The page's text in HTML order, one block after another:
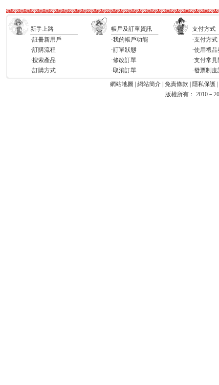
新手上路 帳戶及訂單資訊
支付方式
·註冊新用戶
·訂購流程
·搜索產品
·訂購方式
·我的帳戶功能
·訂單狀態
·修改訂單
·取消訂單
·支付方式
·使用禮品
·支付常
·發票制
網站地圖
網站簡介 免責條款 隱私保護
版權所有： 2010－